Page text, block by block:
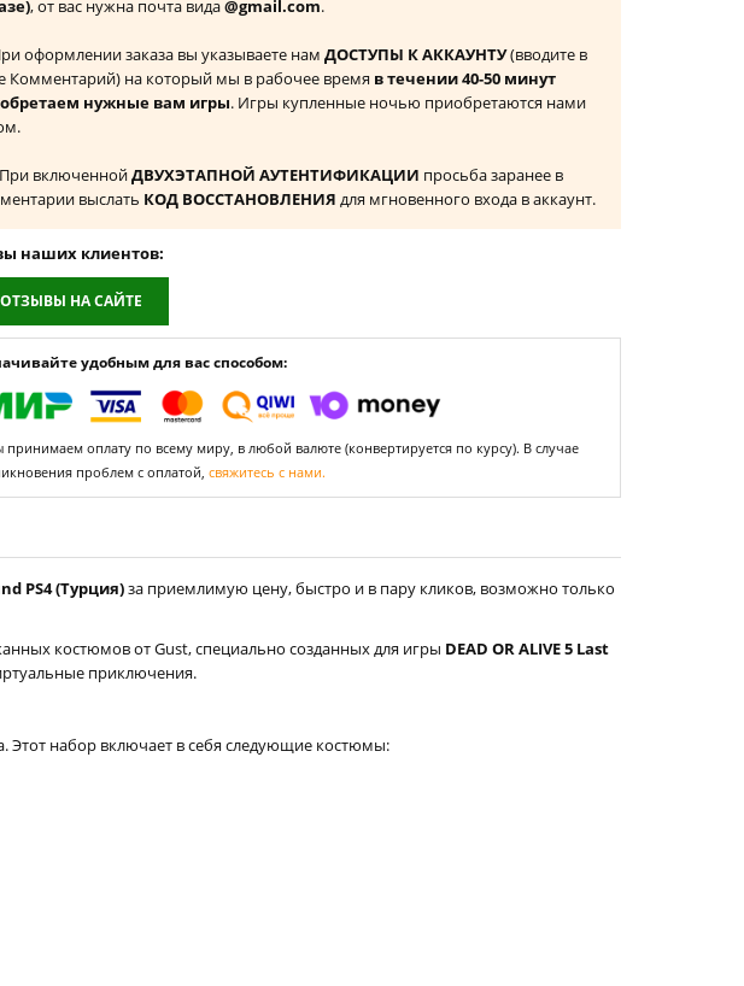
, от вас нужна почта вида@gmail.com.
оформлении заказа вы указываете нам ДОСТУПЫ К АККАУНТУ(вводите в
Комментарий) на который мы в рабочее время в течении 40-50 минут
нужные вам игры. Игры купленные ночью приобретаются нами
включеннойДВУХЭТАПНОЙ АУТЕНТИФИКАЦИИ просьба заранее в
выслать КОД ВОССТАНОВЛЕНИЯ для мгновенного входа в аккаунт.
наших клиентов:
ОТЗЫВЫ НА САЙТЕ
удобным для вас способом:
оплату по всему миру, в любой валюте (конвертируется по курсу). В случае
проблем с оплатой, свяжитесь с нами.
PS4 (Турция)за приемлимую цену, быстро и в пару кликов, возможно только
костюмов от Gust, специально созданных для игры DEAD OR ALIVE 5 Last
приключения.
Этот набор включает в себя следующие костюмы: